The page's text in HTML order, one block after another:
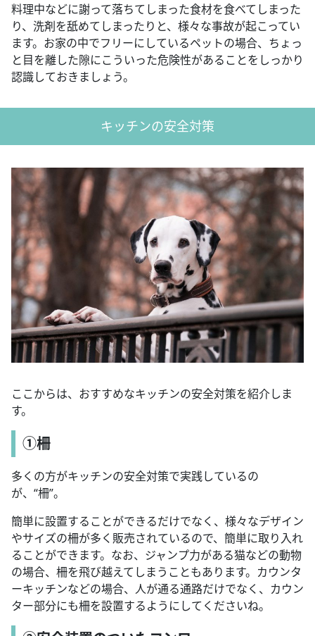
料理中などに謝って落ちてしまった食材を食べてしまった
り、洗剤を舐めてしまったりと、様々な事故が起こってい
ます。お家の中でフリーにしているペットの場合、ちょっ
と目を離した隙にこういった危険性があることをしっかり
認識しておきましょう。
キッチンの安全対策
ここからは、おすすめなキッチンの安全対策を紹介しま
す。
①柵
多くの方がキッチンの安全対策で実践しているの
が、“柵”。
簡単に設置することができるだけでなく、様々なデザイン
やサイズの柵が多く販売されているので、簡単に取り入れ
ることができます。なお、ジャンプ力がある猫などの動物
の場合、柵を飛び越えてしまうこともあります。カウンタ
ーキッチンなどの場合、人が通る通路だけでなく、カウン
ター部分にも柵を設置するようにしてくださいね。